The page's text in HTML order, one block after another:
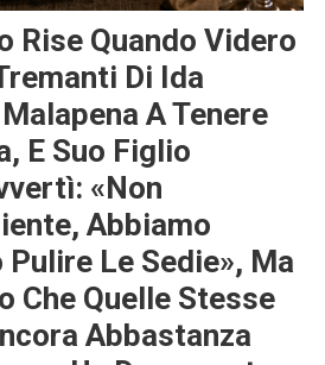
Rise Quando Videro
Di Ida
A Tenere
E Suo Figlio
«Non
Abbiamo
Le Sedie», Ma
Che Quelle Stesse
Abbastanza